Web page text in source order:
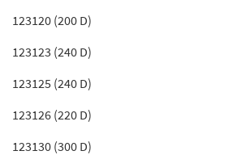
123120 (200 D)
123123 (240 D)
123125 (240 D)
123126 (220 D)
123130 (300 D)